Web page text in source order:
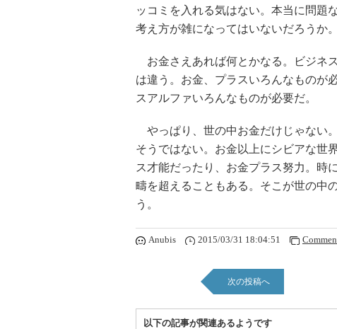
ッコミを入れる気はない。本当に問題
考え方が雑になってはいないだろうか。
お金さえあれば何とかなる。ビジネ
は違う。お金、プラスいろんなものが
スアルファいろんなものが必要だ。
やっぱり、世の中お金だけじゃない
そうではない。お金以上にシビアな世
ス才能だったり、お金プラス努力。時
疇を超えることもある。そこが世の中
う。
Anubis 2015/03/31 18:04:51
次の投稿へ
以下の記事が関連あるようです